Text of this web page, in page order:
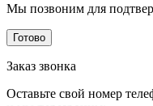
Мы позвоним для
Готово
Заказ звонка
Оставьте свой номер